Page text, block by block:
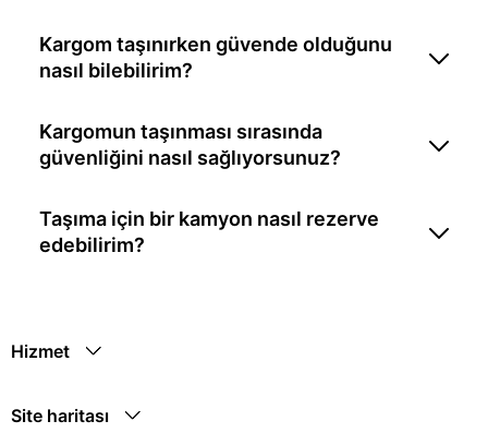
Kargom taşınırken güvende olduğunu
nasıl bilebilirim?
Kargomun taşınması sırasında
güvenliğini nasıl sağlıyorsunuz?
Taşıma için bir kamyon nasıl rezerve
edebilirim?
Hizmet
Site haritası